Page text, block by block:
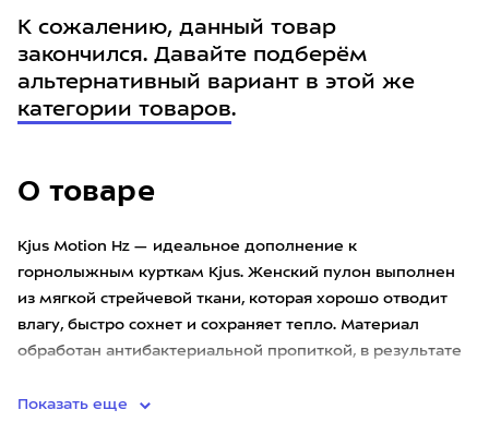
О товаре
Kjus Motion Hz — идеальное дополнение к
горнолыжным курткам Kjus. Женский пулон выполнен
из мягкой стрейчевой ткани, которая хорошо отводит
влагу, быстро сохнет и сохраняет тепло. Материал
обработан антибактериальной пропиткой, в результате
Показать еще
К сожалению, данный товар
закончился. Давайте подберём
альтернативный вариант в этой же
категории товаров.